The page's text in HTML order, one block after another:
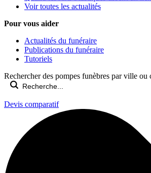
Voir toutes les actualités
Pour vous aider
Actualités du funéraire
Publications du funéraire
Tutoriels
Rechercher des pompes funèbres par ville ou
Devis comparatif